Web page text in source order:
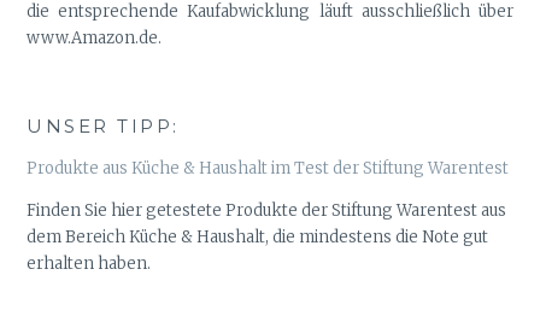
die entsprechende Kaufabwicklung läuft ausschließlich über
www.Amazon.de.
UNSER TIPP:
Produkte aus Küche & Haushalt im Test der Stiftung Warentest
Finden Sie hier getestete Produkte der Stiftung Warentest aus
dem Bereich Küche & Haushalt, die mindestens die Note gut
erhalten haben.